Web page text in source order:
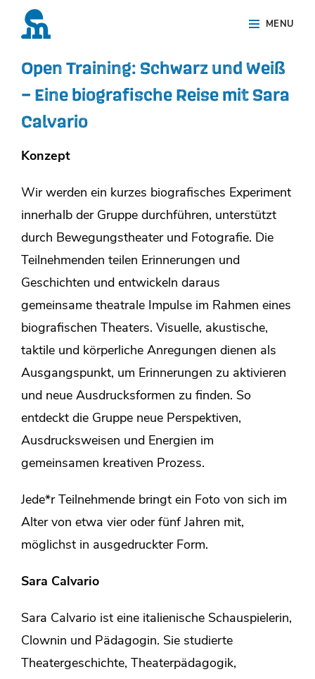
MENU
Overlay
Open Training: Schwarz und Weiß
– Eine biografische Reise mit Sara
Calvario
Konzept
Wir werden ein kurzes biografisches Experiment
innerhalb der Gruppe durchführen, unterstützt
durch Bewegungstheater und Fotografie. Die
Teilnehmenden teilen Erinnerungen und
Geschichten und entwickeln daraus
gemeinsame theatrale Impulse im Rahmen eines
biografischen Theaters. Visuelle, akustische,
taktile und körperliche Anregungen dienen als
Ausgangspunkt, um Erinnerungen zu aktivieren
und neue Ausdrucksformen zu finden. So
entdeckt die Gruppe neue Perspektiven,
Ausdrucksweisen und Energien im
gemeinsamen kreativen Prozess.
Jede*r Teilnehmende bringt ein Foto von sich im
Alter von etwa vier oder fünf Jahren mit,
möglichst in ausgedruckter Form.
Sara Calvario
Sara Calvario ist eine italienische Schauspielerin,
Clownin und Pädagogin. Sie studierte
Theatergeschichte, Theaterpädagogik,